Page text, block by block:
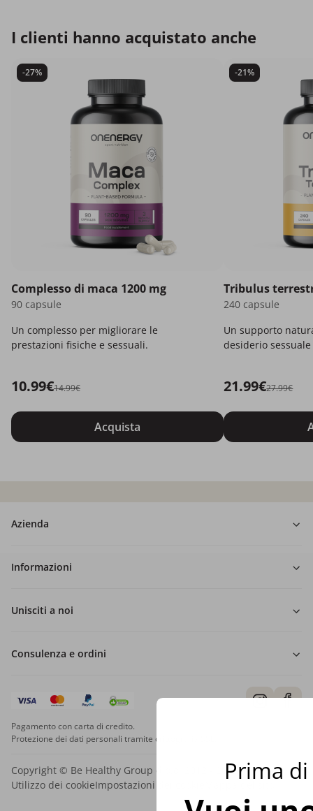
I clienti hanno acquistato anche
-27%
Complesso di maca 1200 mg
90 capsule
Un complesso per migliorare le
prestazioni fisiche e sessuali.
10.99€14.99€
Acquista
-21%
Tribulus
240 capsule
Un supporto
desiderio
21.99€27.99€
Azienda
Informazioni
Unisciti a noi
Consulenza e ordini
Pagamento con carta di credito.
Protezione dei dati personali tramite crittografia SSL.
Copyright © Be Healthy Group d.o.o. 2012 - 2026
Utilizzo dei cookieImpostazioni dei cookie
Prima